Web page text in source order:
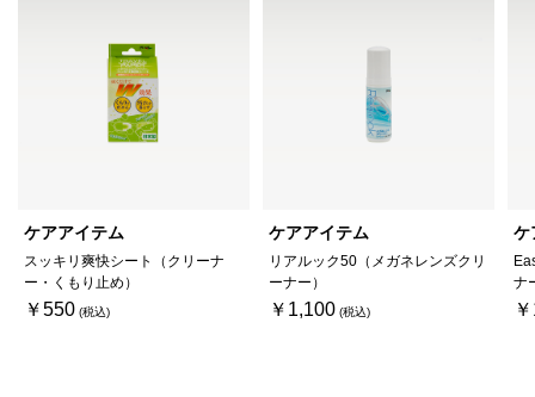
ケアアイテム
スッキリ爽快シート（クリーナ
ー・くもり止め）
￥550
ケアアイテム
リアルック50（メガネレンズクリ
ーナー）
￥1,100
ケ
ナ